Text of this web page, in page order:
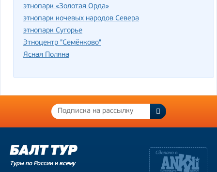
этнопарк «Золотая Орда»
этнопарк кочевых народов Севера
этнопарк Сугорье
Этноцентр "Семёнково"
Ясная Поляна
Туры по России и всему